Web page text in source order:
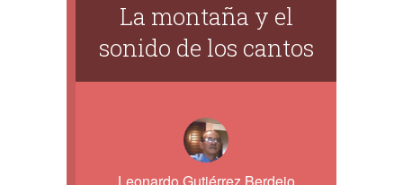
La montaña y el
sonido de los cantos